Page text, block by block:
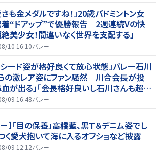
さも金メダルですね！」20歳バドミントン女
着“ドアップ”で優勝報告 2週連続Vの快
絶美少女！間違いなく世界を支配する」
10 16:10バレー
シード姿が格好良くて放心状態」バレー石川
の激レア姿にファン騒然 川合会長が投
血が出る」「会長格好良いし石川さんも超格
09 16:48バレー
ー】「目の保養」高橋藍、黒Ｔ＆デニム姿でし
く愛犬抱いて海に入るオフショなど披露
09 12:12バレー